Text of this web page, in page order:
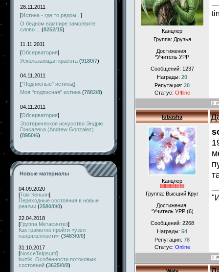
28.11.2011
[Истина - где то рядом... ]
О бедном вампире замолвите
слово…
(8252/15)
11.11.2011
[Обсерватория]
Ускользающая красота (9180/7)
04.11.2011
["Подписные" истины]
Моя "подписная" истина (7882/8)
04.11.2011
[Обсерватория]
Эзотерическое искусство Эндрю
Гонсалеса (Andrew Gonzalez)
(8950/6)
Новые материалы
04.09.2020
[Том Кеньон]
Переходные состояния в новые
реалии (2580/0/0)
22.04.2018
[Группа Метасинтез]
Как грамотно пройти «узел
напряженности» (3483/0/0)
31.10.2017
[NosceTeIpsum]
buzlik. Особенности потоковых
состояний (3625/0/0)
Канцлер
Группа: Друзья
Достижения:
*Учитель УРР
Сообщений: 1237
Награды: 20
Репутация: 20
Статус: Offline
lubasha
Канцлер
Группа: Высший Круг
Достижения:
*Учитель УРР (6)
Сообщений: 2268
Награды: 54
Репутация: 78
Статус: Online